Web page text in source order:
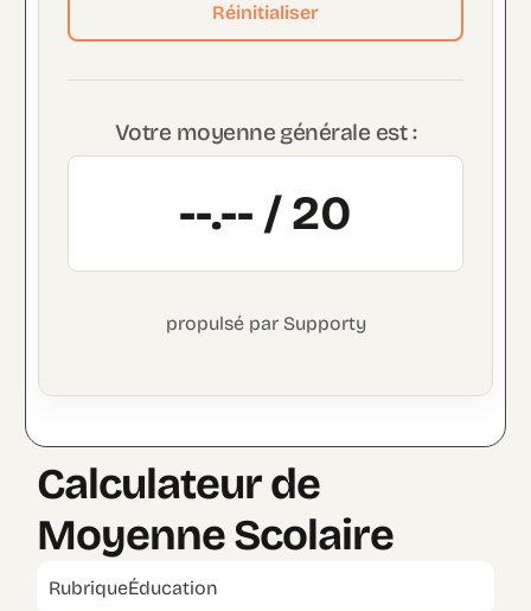
Réinitialiser
Votre moyenne générale est :
--.-- / 20
propulsé par Supporty
Calculateur de
Moyenne Scolaire
RubriqueÉducation